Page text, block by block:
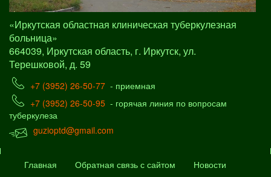
«Иркутская областная клиническая туберкулезная
больница»
664039, Иркутская область, г. Иркутск, ул.
Терешковой, д. 59
+7 (3952) 26-50-77 - приемная
+7 (3952) 26-50-95 - горячая линия по вопросам
туберкулеза
guzioptd@gmail.com
Главная Обратная связь с сайтом
Новости